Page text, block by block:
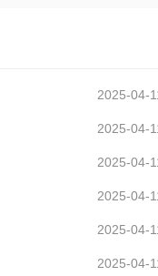
2025-04-
2025-04-
2025-04-
2025-04-
2025-04-
2025-04-